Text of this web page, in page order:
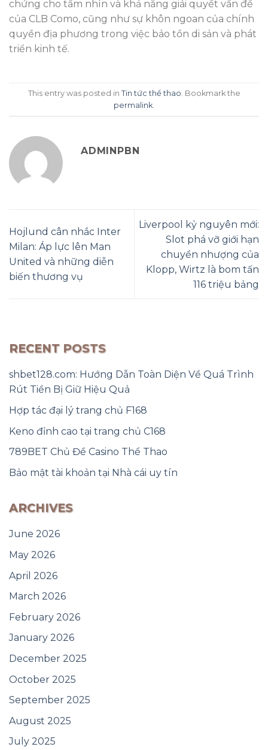
chứng cho tầm nhìn và khả năng giải quyết vấn đề
của CLB Como, cũng như sự khôn ngoan của chính
quyền địa phương trong việc bảo tồn di sản và phát
triển kinh tế.
This entry was posted in Tin tức thể thao . Bookmark the
permalink
ADMINPBN
Hojlund cân nhắc Inter
Milan: Áp lực lên Man
United và những diễn
biến thương vụ
Liverpool kỷ nguyên mới:
Slot phá vỡ giới hạn
chuyển nhượng của
Klopp, Wirtz là bom tấn
116 triệu bảng
RECENT POSTS
shbet128.com: Hướng Dẫn Toàn Diện Về Quá Trình
Rút Tiền Bị Giữ Hiệu Quả
Hợp tác đại lý trang chủ F168
Keno đỉnh cao tại trang chủ C168
789BET Chủ Đề Casino Thể Thao
Bảo mật tài khoản tại Nhà cái uy tín
ARCHIVES
June 2026
May 2026
April 2026
March 2026
February 2026
January 2026
December 2025
October 2025
September 2025
August 2025
July 2025